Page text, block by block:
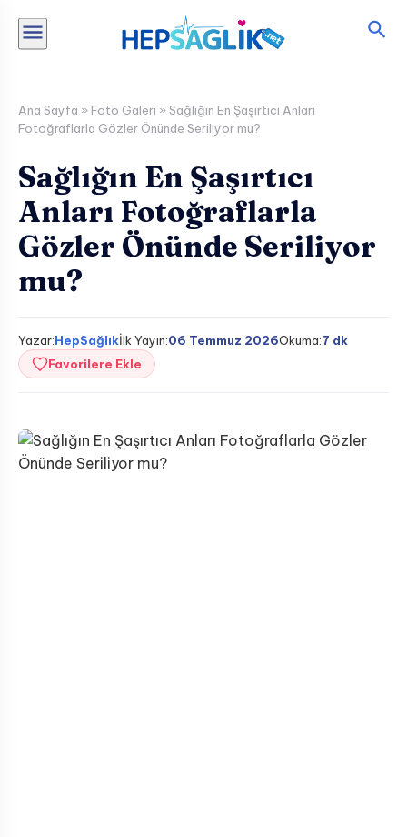
atla
Ana Sayfa » Foto Galeri »Sağlığın En Şaşırtıcı Anları
Fotoğraflarla Gözler Önünde Seriliyor mu?
Sağlığın En Şaşırtıcı
Anları Fotoğraflarla
Gözler Önünde Seriliyor
mu?
Yazar:HepSağlıkİlk Yayın:06 Temmuz 2026Okuma:7 dk
Favorilere Ekle